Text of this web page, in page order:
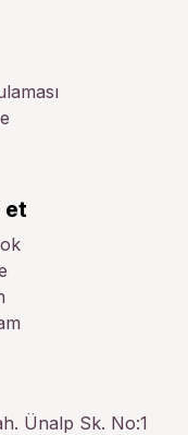
et
Ünalp Sk. No:1